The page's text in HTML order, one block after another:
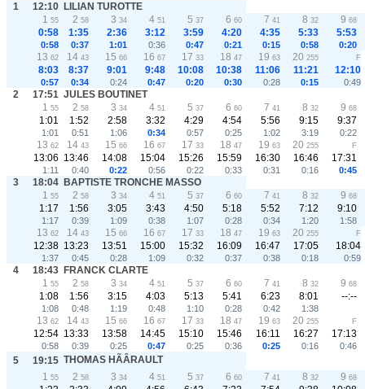
1 12:10 LILIAN TUROTTE
1 55 2 58 3 34 4 51 5 37 6 60 7 41 8 32 9 68
0:58 1:35 2:36 3:12 3:59 4:20 4:35 5:33 5:53
0:58 0:37 1:01 0:36 0:47 0:21 0:15 0:58 0:20
13 62 14 43 15 66 16 67 17 33 18 47 19 63 20 255 F
8:03 8:37 9:01 9:48 10:08 10:38 11:06 11:21 12:10
0:57 0:34 0:24 0:47 0:20 0:30 0:28 0:15 0:49
2 17:51 JULES BOUTINET
1 55 2 58 3 34 4 51 5 37 6 60 7 41 8 32 9 68
1:01 1:52 2:58 3:32 4:29 4:54 5:56 9:15 9:37
1:01 0:51 1:06 0:34 0:57 0:25 1:02 3:19 0:22
13 62 14 43 15 66 16 67 17 33 18 47 19 63 20 255 F
13:06 13:46 14:08 15:04 15:26 15:59 16:30 16:46 17:31
1:11 0:40 0:22 0:56 0:22 0:33 0:31 0:16 0:45
3 18:04 BAPTISTE TRONCHE MASSO
1 55 2 58 3 34 4 51 5 37 6 60 7 41 8 32 9 68
1:17 1:56 3:05 3:43 4:50 5:18 5:52 7:12 9:10
1:17 0:39 1:09 0:38 1:07 0:28 0:34 1:20 1:58
13 62 14 43 15 66 16 67 17 33 18 47 19 63 20 255 F
12:38 13:23 13:51 15:00 15:32 16:09 16:47 17:05 18:04
1:37 0:45 0:28 1:09 0:32 0:37 0:38 0:18 0:59
4 18:43 FRANCK CLARTE
1 55 2 58 3 34 4 51 5 37 6 60 7 41 8 32 9 68
1:08 1:56 3:15 4:03 5:13 5:41 6:23 8:01 --:--
1:08 0:48 1:19 0:48 1:10 0:28 0:42 1:38
13 62 14 43 15 66 16 67 17 33 18 47 19 63 20 255 F
12:54 13:33 13:58 14:45 15:10 15:46 16:11 16:27 17:13
0:58 0:39 0:25 0:47 0:25 0:36 0:25 0:16 0:46
5 19:15 THOMAS HÃÂRAULT
1 55 2 58 3 34 4 51 5 37 6 60 7 41 8 32 9 68